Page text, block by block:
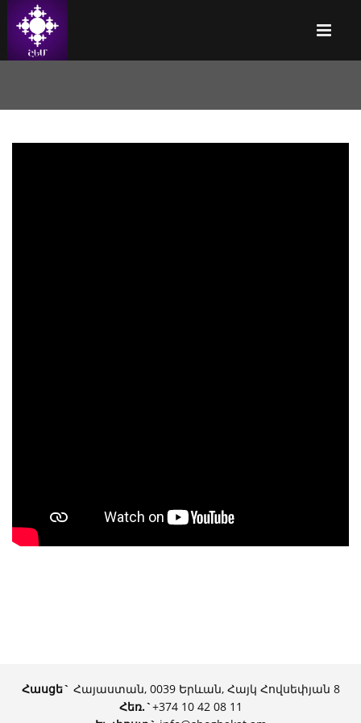
Հասցե` Հայաստան, 0039 Երևան, Հայկ Հովսեփյան 8
Հեռ.`+374 10 42 08 11